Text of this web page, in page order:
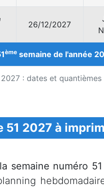
2027 : dates et
26/12/2027
èmesemaine de l'année
51 2027 à
semaine numéro